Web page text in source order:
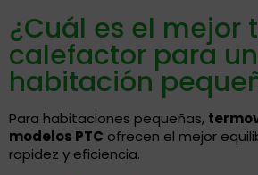
¿Cuál es el mejor
calefactor para
habitación
Para habitaciones pequeñas,
modelos PTC ofrecen el mejor
rapidez y eficiencia.